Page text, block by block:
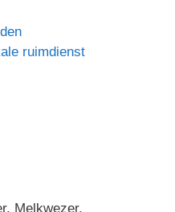
ruimdienst
Melkwezer,